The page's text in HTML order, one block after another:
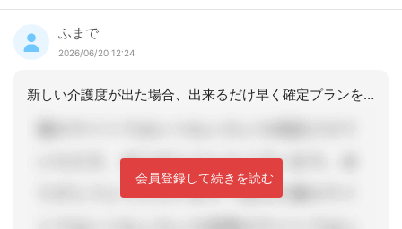
ふまで
2026/06/20 12:24
新しい介護度が出た場合、出来るだけ早く確定プランを用意し対応するように心がけてい
会員登録して続きを読む